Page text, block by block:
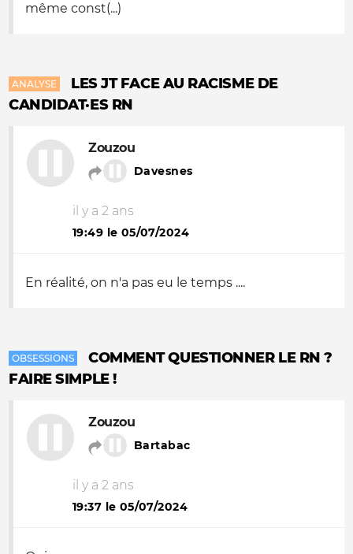
même const(...)
ANALYSE
LES JT FACE AU RACISME DE
CANDIDAT·ES RN
Zouzou
Davesnes
il y a 2 ans
19:49 le 05/07/2024
En réalité, on n'a pas eu le temps ....
OBSESSIONS
COMMENT QUESTIONNER LE RN ?
FAIRE SIMPLE !
Zouzou
Bartabac
il y a 2 ans
19:37 le 05/07/2024